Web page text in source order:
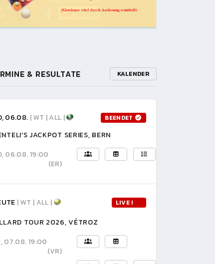
& RESULTATE KALENDER
06.08. | WT | ALL | BEENDET
JACKPOT SERIES, BERN
06.08. 19:00
(ER)
| WT | ALL | LIVE !
TOUR 2026, VÉTROZ
07.08. 19:00
(VR)